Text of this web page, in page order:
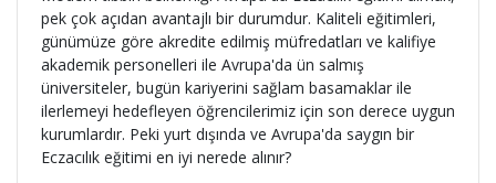
pek çok açıdan avantajlı bir durumdur. Kaliteli eğitimleri,
günümüze göre akredite edilmiş müfredatları ve kalifiye
akademik personelleri ile Avrupa'da ün salmış
üniversiteler, bugün kariyerini sağlam basamaklar ile
ilerlemeyi hedefleyen öğrencilerimiz için son derece uygun
kurumlardır. Peki yurt dışında ve Avrupa'da saygın bir
Eczacılık eğitimi en iyi nerede alınır?